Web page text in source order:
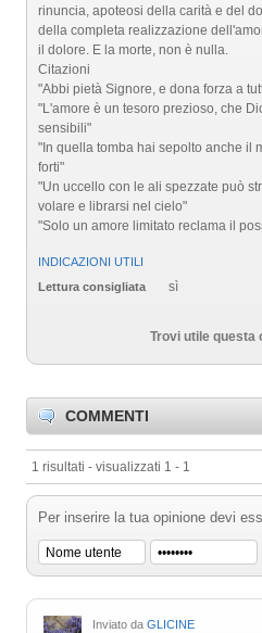
rinuncia, apoteosi della carità e del
della completa realizzazione
il dolore. E la morte, non è nulla.
Citazioni
"Abbi pietà Signore, e dona forza a
"L'amore è un tesoro prezioso, che
sensibili"
"In quella tomba hai sepolto anche il
forti"
"Un uccello con le ali spezzate può
volare e librarsi nel cielo"
"Solo un amore limitato reclama il
INDICAZIONI UTILI
Lettura consigliata
sì
Trovi utile questa
COMMENTI
1 risultati - visualizzati 1 - 1
Per inserire la tua opinione devi
Inviato da GLICINE